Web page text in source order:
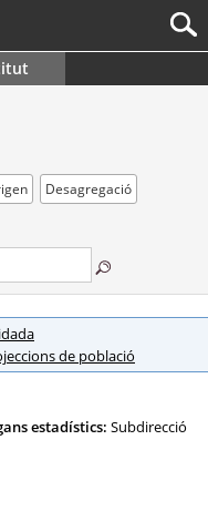
Desagregació
de població
estadístics: Subdirecció